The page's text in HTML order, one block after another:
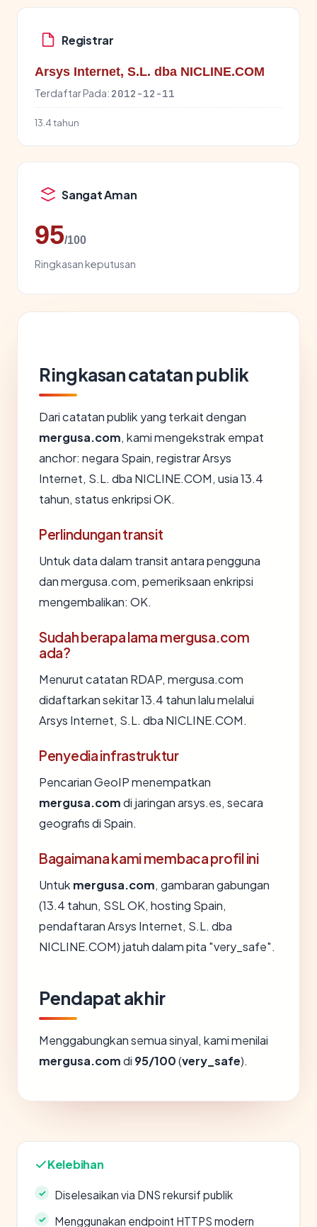
Registrar
Arsys Internet, S.L. dba NICLINE.COM
Terdaftar Pada: 2012-12-11
13.4 tahun
Sangat Aman
95/100
Ringkasan keputusan
Ringkasan catatan publik
Dari catatan publik yang terkait dengan
mergusa.com, kami mengekstrak empat
anchor: negara Spain, registrar Arsys
Internet, S.L. dba NICLINE.COM, usia 13.4
tahun, status enkripsi OK.
Perlindungan transit
Untuk data dalam transit antara pengguna
dan mergusa.com, pemeriksaan enkripsi
mengembalikan: OK.
Sudah berapa lama mergusa.com
ada?
Menurut catatan RDAP, mergusa.com
didaftarkan sekitar 13.4 tahun lalu melalui
Arsys Internet, S.L. dba NICLINE.COM.
Penyedia infrastruktur
Pencarian GeoIP menempatkan
mergusa.comdi jaringan arsys.es, secara
geografis di Spain.
Bagaimana kami membaca profil ini
Untuk mergusa.com, gambaran gabungan
(13.4 tahun, SSL OK, hosting Spain,
pendaftaran Arsys Internet, S.L. dba
NICLINE.COM) jatuh dalam pita "very_safe".
Pendapat akhir
Menggabungkan semua sinyal, kami menilai
mergusa.comdi 95/100(very_safe).
Kelebihan
Diselesaikan via DNS rekursif publik
Menggunakan endpoint HTTPS modern